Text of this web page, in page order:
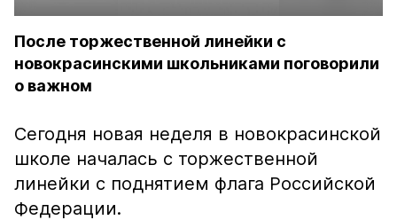
После торжественной линейки с
новокрасинскими школьниками поговорили
о важном
Сегодня новая неделя в новокрасинской
школе началась с торжественной
линейки с поднятием флага Российской
Федерации.